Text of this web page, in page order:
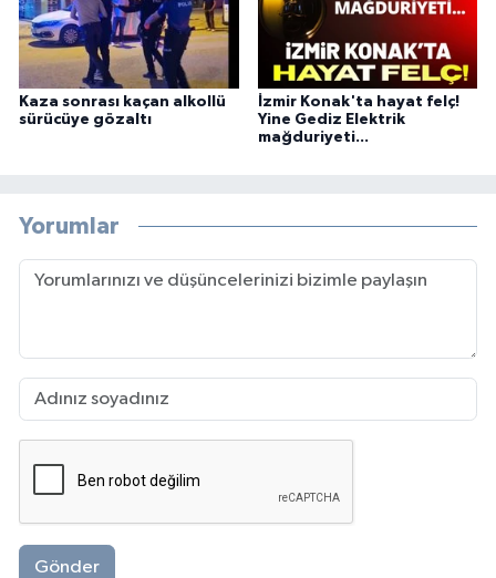
Kaza sonrası kaçan alkollü
sürücüye gözaltı
İzmir Konak'ta hayat felç!
Yine Gediz Elektrik
mağduriyeti...
Yorumlar
Gönder